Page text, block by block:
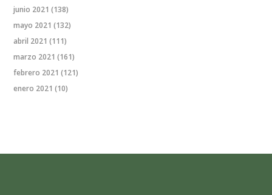
junio 2021 (138)
mayo 2021 (132)
abril 2021 (111)
marzo 2021 (161)
febrero 2021 (121)
enero 2021 (10)